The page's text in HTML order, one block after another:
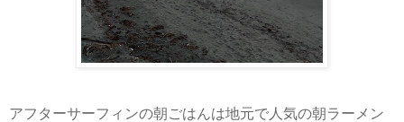
アフターサーフィンの朝ごはんは地元で人気の朝ラーメン